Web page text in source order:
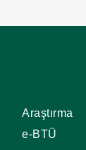
Araştırma
e-BTÜ